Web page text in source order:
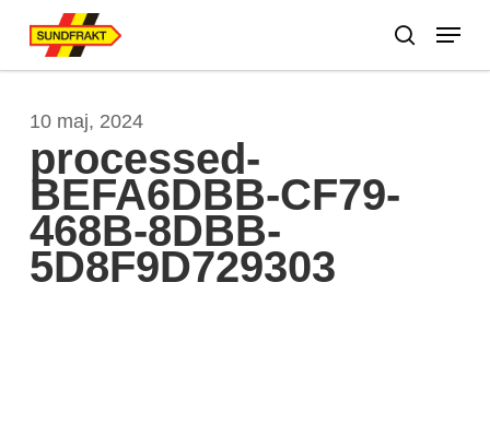
main
search
Menu
10 maj, 2024
processed-
BEFA6DBB-CF79-
468B-8DBB-
5D8F9D729303
Close